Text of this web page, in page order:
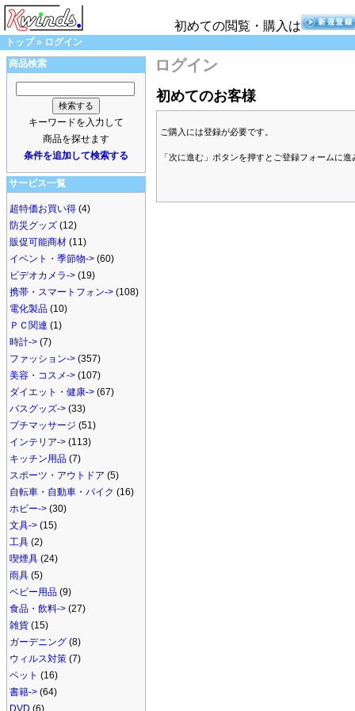
初めての閲覧・購入は
トップ» ログイン
商品検索
キーワードを入力して
商品を探せます
条件を追加して検索する
サービス一覧
超特価お買い得 (4)
防災グッズ (12)
販促可能商材 (11)
イベント・季節物-> (60)
ビデオカメラ-> (19)
携帯・スマートフォン-> (108)
電化製品 (10)
ＰＣ関連 (1)
時計-> (7)
ファッション-> (357)
美容・コスメ-> (107)
ダイエット・健康-> (67)
バスグッズ-> (33)
プチマッサージ (51)
インテリア-> (113)
キッチン用品 (7)
スポーツ・アウトドア (5)
自転車・自動車・バイク (16)
ホビー-> (30)
文具-> (15)
工具 (2)
喫煙具 (24)
雨具 (5)
ベビー用品 (9)
食品・飲料-> (27)
雑貨 (15)
ガーデニング (8)
ウィルス対策 (7)
ペット (16)
書籍-> (64)
DVD (6)
ログイン
初めてのお客様
ご購入には登録が必要です。
「次に進む」ボタンを押すとご登録フォームに進